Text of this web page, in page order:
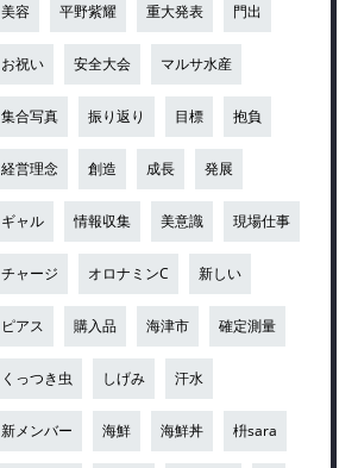
美容 平野紫耀 重大発表 門出
お祝い 安全大会 マルサ水産
集合写真 振り返り 目標 抱負
経営理念 創造 成長 発展
ギャル 情報収集 美意識 現場仕事
チャージ オロナミンC 新しい
ピアス 購入品 海津市 確定測量
くっつき虫 しげみ 汗水
新メンバー 海鮮 海鮮丼 枡sara